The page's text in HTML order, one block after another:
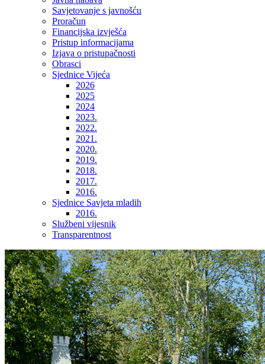
Savjetovanje s javnošću
Proračun
Financijska izvješća
Pristup informacijama
Izjava o pristupačnosti
Obrasci
Sjednice Vijeća
2026
2025
2024
2023.
2022.
2021.
2020.
2019.
2018.
2017.
2016.
Sjednice Savjeta mladih
2016.
Službeni vijesnik
Transparentnost